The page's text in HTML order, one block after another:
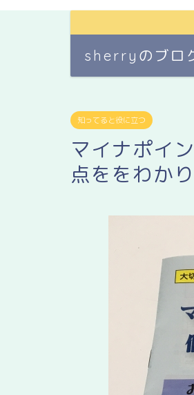
sherryのブロ
知ってると役に立つ
マイナポイ
点ををわか